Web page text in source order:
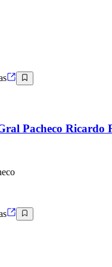
Pacheco Ricardo